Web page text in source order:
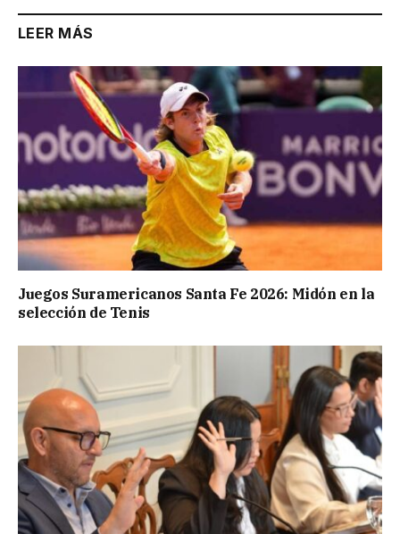
LEER MÁS
Juegos Suramericanos Santa Fe 2026: Midón en la
selección de Tenis